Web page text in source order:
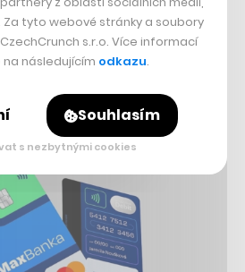
Rychlá zpráva
Za tyto webové stránky a soubory
s.r.o. Více informací
následujícím odkazu.
Souhlasím
s nezbytnými cookies